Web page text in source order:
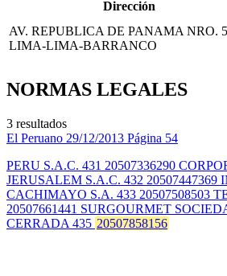
Dirección
AV. REPUBLICA DE PANAMA NRO.
LIMA-LIMA-BARRANCO
NORMAS LEGALES
3 resultados
El Peruano 29/12/2013 Página 54
PERU S.A.C. 431 20507336290
JERUSALEM S.A.C. 432 20507447369
CACHIMAYO S.A. 433 20507508503
20507661441 SURGOURMET
CERRADA 435 20507858156